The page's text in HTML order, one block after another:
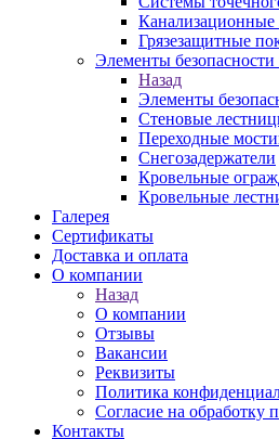
Грязезащитные
Элементы безопасности
Назад
Элементы
Стеновые
Переходные
Снегозадержатели
Кровельные
Кровельные
Галерея
Сертификаты
Доставка и оплата
О компании
Назад
О компании
Отзывы
Вакансии
Реквизиты
Политика
Согласие на обработку
Контакты